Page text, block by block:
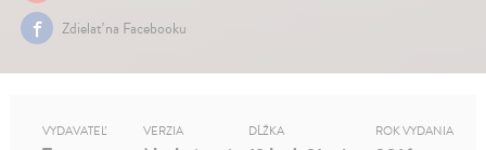
Zdielať na Facebooku
VYDAVATEĽ VERZIA DĹŽKA ROK VYDANIA